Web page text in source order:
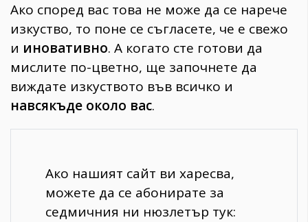
Ако според вас това не може да се нарече
изкуство, то поне се съгласете, че е свежо
и иновативно. А когато сте готови да
мислите по-цветно, ще започнете да
виждате изкуството във всичко и
навсякъде около вас.
Ако нашият сайт ви харесва,
можете да се абонирате за
седмичния ни нюзлетър тук: